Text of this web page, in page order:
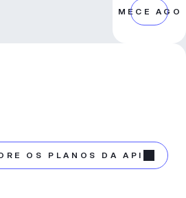
COMECE
OS PLANOS DA API